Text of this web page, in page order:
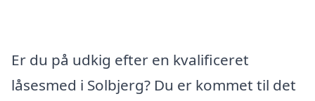
Er du på udkig efter en kvalificeret
låsesmed i Solbjerg? Du er kommet til det